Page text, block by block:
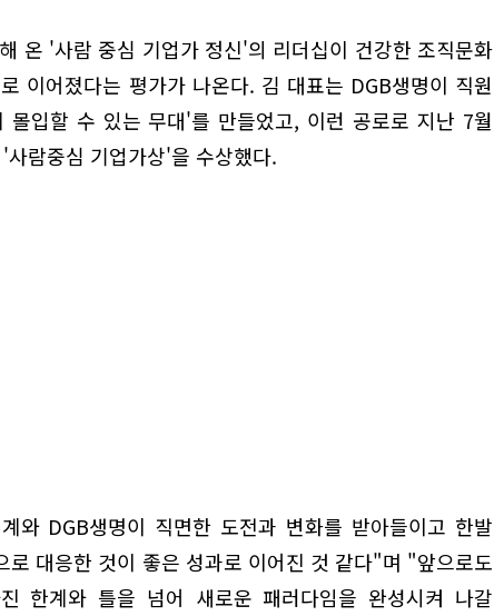
온 '사람 중심 기업가 정신'의 리더십이 건강한 조직문화
이어졌다는 평가가 나온다. 김 대표는 DGB생명이 직원
몰입할 수 있는 무대'를 만들었고, 이런 공로로 지난 7월
람중심 기업가상'을 수상했다.
와 DGB생명이 직면한 도전과 변화를 받아들이고 한발
로 대응한 것이 좋은 성과로 이어진 것 같다"며 "앞으로도
한계와 틀을 넘어 새로운 패러다임을 완성시켜 나갈